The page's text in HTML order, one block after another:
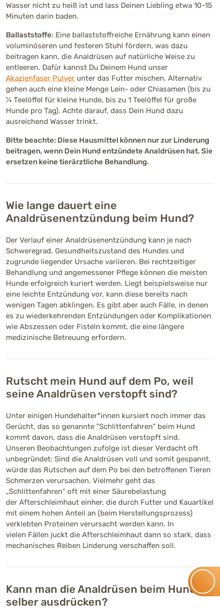
Wasser nicht zu heiß ist und lass Deinen Liebling etwa 10-15
Minuten darin baden.
Ballaststoffe: Eine ballaststoffreiche Ernährung kann einen
voluminöseren und festeren Stuhl fördern, was dazu
beitragen kann, die Analdrüsen auf natürliche Weise zu
entleeren. Dafür kannst Du Deinem Hund unser
Akazienfaser Pulver unter das Futter mischen. Alternativ
gehen auch eine kleine Menge Lein- oder Chiasamen (bis zu
¼ Teelöffel für kleine Hunde, bis zu 1 Teelöffel für große
Hunde pro Tag). Achte darauf, dass Dein Hund dazu
ausreichend Wasser trinkt.
Bitte beachte: Diese Hausmittel können nur zur Linderung
beitragen, wenn Dein Hund entzündete Analdrüsen hat. Sie
ersetzen keine tierärztliche Behandlung.
Wie lange dauert eine
Analdrüsenentzündung beim Hund?
Der Verlauf einer Analdrüsenentzündung kann je nach
Schweregrad, Gesundheitszustand des Hundes und
zugrunde liegender Ursache variieren. Bei rechtzeitiger
Behandlung und angemessener Pflege können die meisten
Hunde erfolgreich kuriert werden. Liegt beispielsweise nur
eine leichte Entzündung vor, kann diese bereits nach
wenigen Tagen abklingen. Es gibt aber auch Fälle, in denen
es zu wiederkehrenden Entzündungen oder Komplikationen
wie Abszessen oder Fisteln kommt, die eine längere
medizinische Betreuung erfordern.
Rutscht mein Hund auf dem Po, weil
seine Analdrüsen verstopft sind?
Unter einigen Hundehalter*innen kursiert noch immer das
Gerücht, das so genannte "Schlittenfahren" beim Hund
kommt davon, dass die Analdrüsen verstopft sind.
Unseren Beobachtungen zufolge ist dieser Verdacht oft
unbegründet: Sind die Analdrüsen voll und somit gespannt,
würde das Rutschen auf dem Po bei den betroffenen Tieren
Schmerzen verursachen. Vielmehr geht das
„Schlittenfahren“ oft mit einer Säurebelastung
der Afterschleimhaut einher, die durch Futter und Kauartikel
mit einem hohen Anteil an (beim Herstellungsprozess)
verklebten Proteinen verursacht werden kann. In
vielen Fällen juckt die Afterschleimhaut dann so stark, dass
mechanisches Reiben Linderung verschaffen soll.
Kann man die Analdrüsen beim Hund
selber ausdrücken?